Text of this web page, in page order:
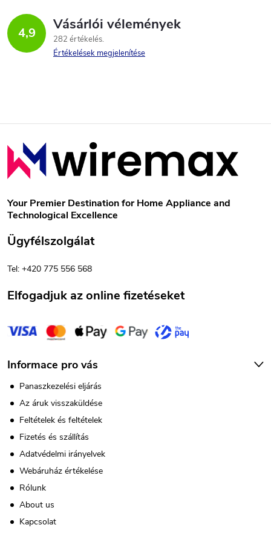
z
é
á
a
i
n
y
í
t
á
s
e
l
e
m
e
i
4,9 Vásárlói vélemények
282 értékelés
Értékelések megjelenítése
L
á
b
é
c
Your Premier Destination for Home Appliance and
Technological Excellence
Ügyfélszolgálat
Tel: +420 775 556 568
Elfogadjuk az online fizetéseket
Informace pro vás
Panaszkezelési eljárás
Az áruk visszaküldése
Feltételek és feltételek
Fizetés és szállítás
Adatvédelmi irányelvek
Webáruház értékelése
Rólunk
About us
Kapcsolat